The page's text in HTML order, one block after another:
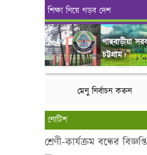
শিক্ষা নিয়ে গড়ব দেশ
গাছবাড়ীয়া
চট্টগ্রাম।
মেনু নির্বাচন করুন
নোটিশ
শ্রেণী-কার্যক্রম বন্ধের বিজ্ঞপ্তি